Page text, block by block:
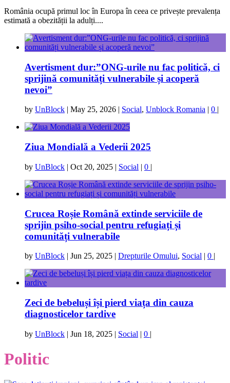
România ocupă primul loc în Europa în ceea ce privește prevalența
estimată a obezității la adulți....
Avertisment dur:”ONG-urile nu fac politică, ci
sprijină comunități vulnerabile și acoperă
nevoi”
by UnBlock May 25, 2026 Social, Unblock Romania 0
Ziua Mondială a Vederii 2025
by UnBlock | Oct 20, 2025 | Social | 0 |
Crucea Roșie Română extinde serviciile de
sprijin psiho-social pentru refugiați și
comunități vulnerabile
by UnBlock | Jun 25, 2025 | Drepturile Omului, Social | 0 |
Zeci de bebeluși își pierd viața din cauza
diagnosticelor tardive
by UnBlock | Jun 18, 2025 | Social | 0 |
Politic